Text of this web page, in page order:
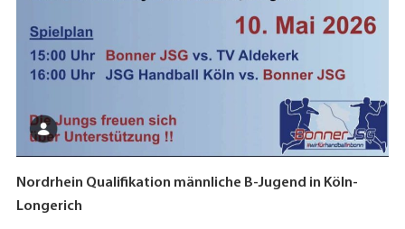
Nordrhein Qualifikation männliche B-Jugend in Köln-
Longerich